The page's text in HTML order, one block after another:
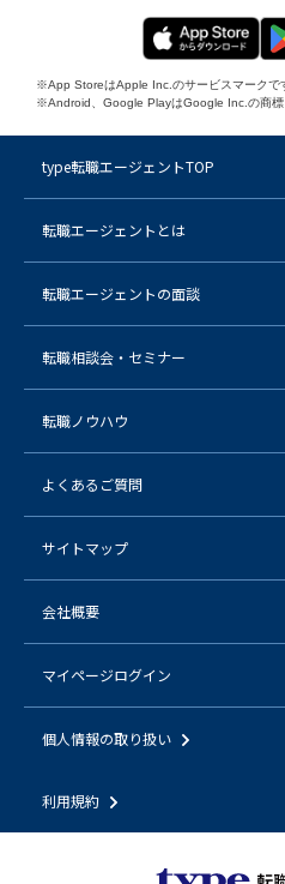
※App StoreはApple Inc.のサービスマークで
※Android、Google PlayはGoogle Inc.の商標
type転職エージェントTOP
転職エージェントとは
転職エージェントの面談
転職相談会・セミナー
転職ノウハウ
よくあるご質問
サイトマップ
会社概要
マイページログイン
個人情報の取り扱い
利用規約